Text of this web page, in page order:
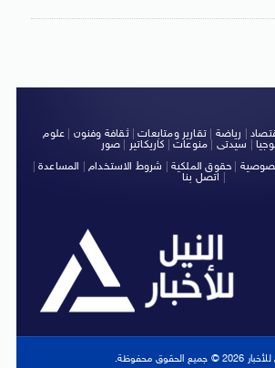
رياضة |تقارير ومتابعات|ثقافة وفنون
علوم
| سيدتى منوعات كاريكاتير صور
حقوق الملكية شروط الاستخدام| المساعدة|
اتصل بنا
© جميع الحقوق محفوظة.